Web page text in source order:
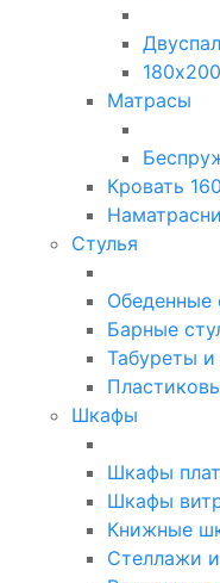
180х200
Матрасы
Кровать
Стулья
Обеденные
Барные
Табуреты и
Шкафы
Шкафы
Шкафы
Книжные
Стеллажи